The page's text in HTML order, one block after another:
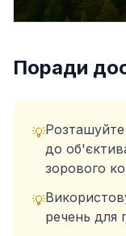
Поради
💡
до
зорового
💡
речень для